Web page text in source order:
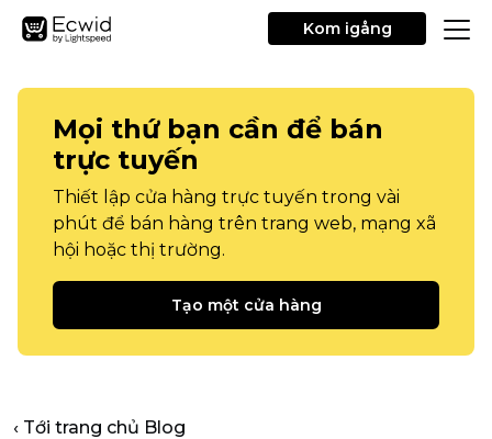
Kom igång
Mọi thứ bạn cần để bán
trực tuyến
Thiết lập cửa hàng trực tuyến trong vài
phút để bán hàng trên trang web, mạng xã
hội hoặc thị trường.
Tạo một cửa hàng
‹ Tới trang chủ Blog